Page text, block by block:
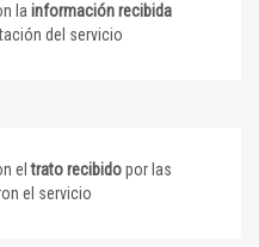
la información recibida
del servicio
eltrato recibidopor las
el servicio